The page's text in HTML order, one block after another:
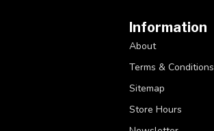
Information
About
Terms & Conditions
Sitemap
Store Hours